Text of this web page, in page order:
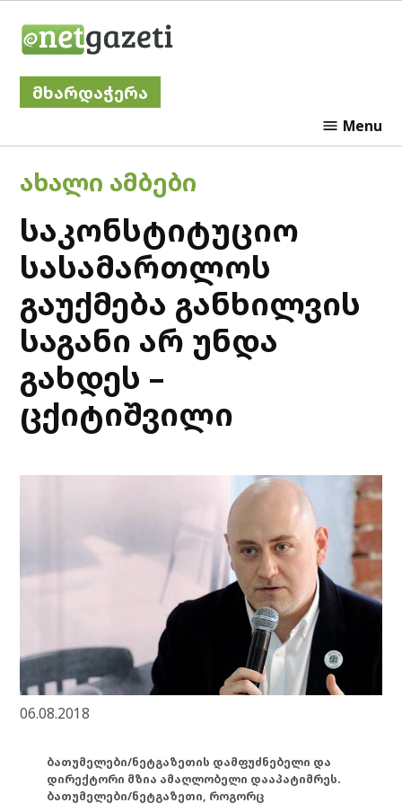
მხარდაჭერა
Menu
POSTED
IN
ᲐᲮᲐᲚᲘ ᲐᲛᲑᲔᲑᲘ
საკონსტიტუციო
სასამართლოს
გაუქმება განხილვის
საგანი არ უნდა
გახდეს –
ცქიტიშვილი
06.08.2018
ბათუმელები/ნეტგაზეთის დამფუძნებელი და
დირექტორი მზია ამაღლობელი დააპატიმრეს.
ბათუმელები/ნეტგაზეთი, როგორც